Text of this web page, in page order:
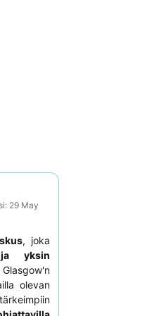
29 May
, joka
ja yksin
olevan